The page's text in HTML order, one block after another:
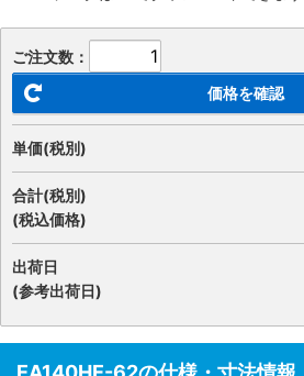
ご注文数：
価格を確認
単価(税別)
合計(税別)
(税込価格)
出荷日
(参考出荷日)